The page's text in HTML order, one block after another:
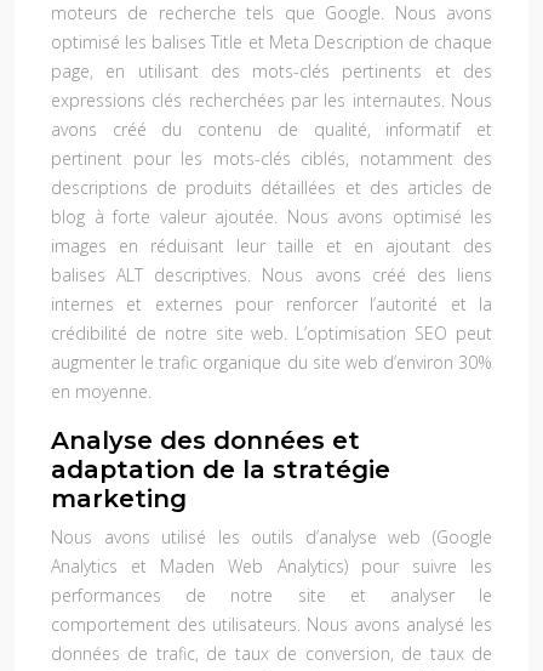
moteurs de recherche tels que Google. Nous avons
optimisé les balises Title et Meta Description de chaque
page, en utilisant des mots-clés pertinents et des
expressions clés recherchées par les internautes. Nous
avons créé du contenu de qualité, informatif et
pertinent pour les mots-clés ciblés, notamment des
descriptions de produits détaillées et des articles de
blog à forte valeur ajoutée. Nous avons optimisé les
images en réduisant leur taille et en ajoutant des
balises ALT descriptives. Nous avons créé des liens
internes et externes pour renforcer l’autorité et la
crédibilité de notre site web. L’optimisation SEO peut
augmenter le trafic organique du site web d’environ 30%
en moyenne.
Analyse des données et
adaptation de la stratégie
marketing
Nous avons utilisé les outils d’analyse web (Google
Analytics et Maden Web Analytics) pour suivre les
performances de notre site et analyser le
comportement des utilisateurs. Nous avons analysé les
données de trafic, de taux de conversion, de taux de